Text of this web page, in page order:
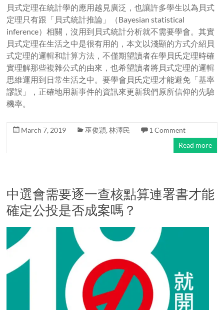
貝式定理在統計學的應用越見廣泛，也讓許多學生以為貝式
定理只有跟「貝式統計推論」（Bayesian statistical
inference）相關，沒用到貝式統計分析就不需要學會。其實
貝式定理在生活之中是很有用的，本文以淺顯的方式介紹貝
式定理的邏輯和計算方法，不僅期望讀者在學貝氏定理時確
實理解那些複雜公式的由來，也希望讀者將貝式定理的邏輯
思維運用到日常生活之中。要學會貝氏定理才能避免「基率
謬誤」，正確地用新事件的資訊來更新我們原所信仰的先驗
機率。
March 7, 2019 巫俊穎,林澤民
1 Comment
Read more
中選會需要逐一查核點算連署書才能
確定公投是否成案嗎？